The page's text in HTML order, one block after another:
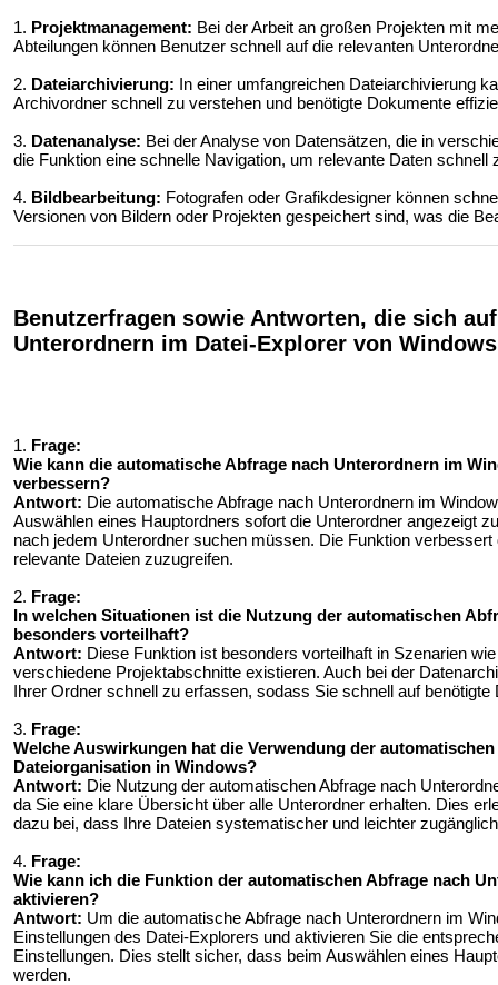
1. Projektmanagement: Bei der Arbeit an großen Projekten mit
Abteilungen können Benutzer schnell auf die relevanten
2. Dateiarchivierung: In einer umfangreichen Dateiarchivierung
Archivordner schnell zu verstehen und benötigte Dokumente
3. Datenanalyse: Bei der Analyse von Datensätzen, die in
die Funktion eine schnelle Navigation, um relevante Daten schnell
4. Bildbearbeitung: Fotografen oder Grafikdesigner können
Versionen von Bildern oder Projekten gespeichert sind, was die
Benutzerfragen sowie Antworten, die sich
Unterordnern im Datei-Explorer von
1. Frage:
Wie kann die automatische Abfrage nach Unterordnern im
verbessern?
Antwort: Die automatische Abfrage nach Unterordnern im
Auswählen eines Hauptordners sofort die Unterordner angezeigt
nach jedem Unterordner suchen müssen. Die Funktion
relevante Dateien zuzugreifen.
2. Frage:
In welchen Situationen ist die Nutzung der automatischen
besonders vorteilhaft?
Antwort: Diese Funktion ist besonders vorteilhaft in Szenarien
verschiedene Projektabschnitte existieren. Auch bei der
Ihrer Ordner schnell zu erfassen, sodass Sie schnell auf
3. Frage:
Welche Auswirkungen hat die Verwendung der
Dateiorganisation in Windows?
Antwort: Die Nutzung der automatischen Abfrage nach
da Sie eine klare Übersicht über alle Unterordner erhalten. Dies
dazu bei, dass Ihre Dateien systematischer und leichter
4. Frage:
Wie kann ich die Funktion der automatischen Abfrage nach
aktivieren?
Antwort: Um die automatische Abfrage nach Unterordnern im
Einstellungen des Datei-Explorers und aktivieren Sie die
Einstellungen. Dies stellt sicher, dass beim Auswählen eines
werden.